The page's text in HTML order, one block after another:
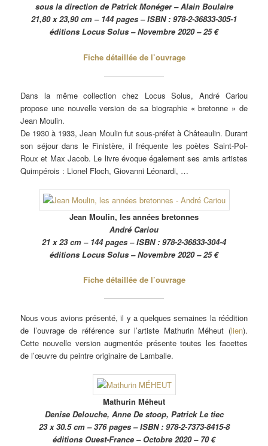
sous la direction de Patrick Monéger – Alain Boulaire
21,80 x 23,90 cm – 144 pages – ISBN : 978-2-36833-305-1
éditions Locus Solus – Novembre 2020 – 25 €
Fiche détaillée de l’ouvrage
Dans la même collection chez Locus Solus, André Cariou
propose une nouvelle version de sa biographie « bretonne » de
Jean Moulin.
De 1930 à 1933, Jean Moulin fut sous-préfet à Châteaulin. Durant
son séjour dans le Finistère, il fréquente les poètes Saint-Pol-
Roux et Max Jacob. Le livre évoque également ses amis artistes
Quimpérois : Lionel Floch, Giovanni Léonardi, …
Jean Moulin, les années bretonnes
André Cariou
21 x 23 cm – 144 pages – ISBN : 978-2-36833-304-4
éditions Locus Solus – Novembre 2020 – 25 €
Fiche détaillée de l’ouvrage
Nous vous avions présenté, il y a quelques semaines la réédition
de l’ouvrage de référence sur l’artiste Mathurin Méheut (lien).
Cette nouvelle version augmentée présente toutes les facettes
de l’œuvre du peintre originaire de Lamballe.
Mathurin Méheut
Denise Delouche, Anne De stoop, Patrick Le tiec
23 x 30.5 cm – 376 pages – ISBN : 978-2-7373-8415-8
éditions Ouest-France – Octobre 2020 – 70 €